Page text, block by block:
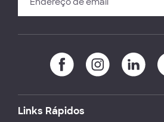
Links Rápidos